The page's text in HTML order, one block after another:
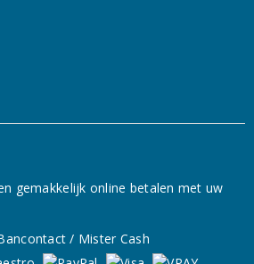
gemakkelijk online betalen met uw